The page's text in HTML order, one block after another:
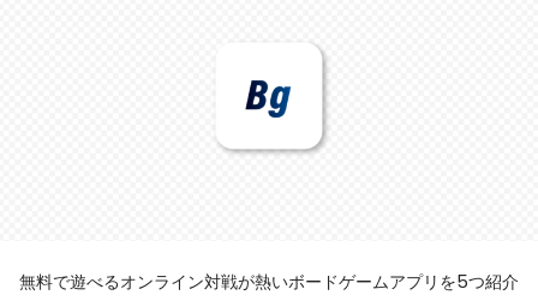
無料で遊べるオンライン対戦が熱いボードゲームアプリを5つ紹介